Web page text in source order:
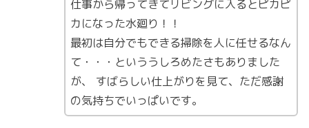
仕事から帰ってきてリビングに入るとピカピ
カになった水廻り！！
最初は自分でもできる掃除を人に任せるなん
て・・・といううしろめたさもありました
が、 すばらしい仕上がりを見て、ただ感謝
の気持ちでいっぱいです。